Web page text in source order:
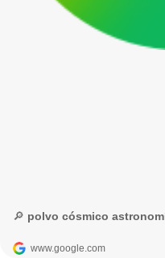
🔎 polvo cósmico
www.google.com